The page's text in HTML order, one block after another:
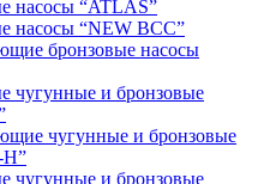
насосы “ATLAS”
насосы “NEW BCC”
бронзовые насосы
чугунные и бронзовые
чугунные и бронзовые
Н”
чугунные и бронзовые